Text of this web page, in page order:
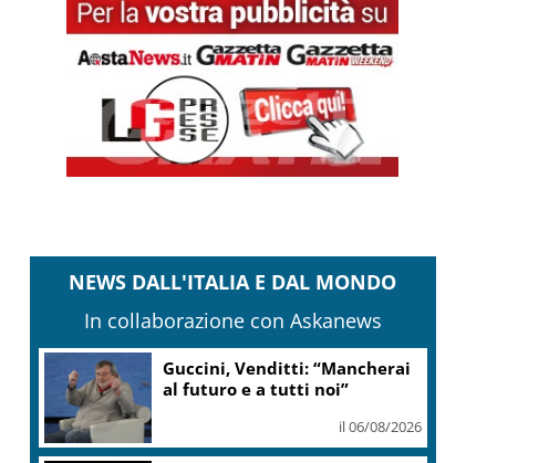
NEWS DALL'ITALIA E DAL MONDO
In collaborazione con Askanews
Guccini, Venditti: “Mancherai
al futuro e a tutti noi”
il 06/08/2026